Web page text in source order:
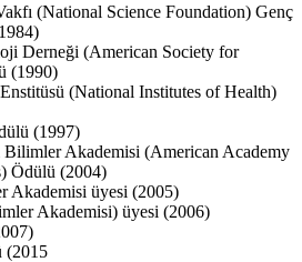
(National Science Foundation) Genç
Derneği (American Society for
(1990)
(National Institutes of Health)
(1997)
Akademisi (American Academy
Ödülü (2004)
Akademisi üyesi (2005)
Akademisi) üyesi (2006)
(2015